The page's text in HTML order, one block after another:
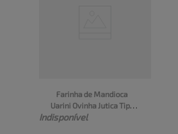
Farinha de Mandioca
Uarini Ovinha Jutica Tipo 1
Pacote 1kg
Indisponível